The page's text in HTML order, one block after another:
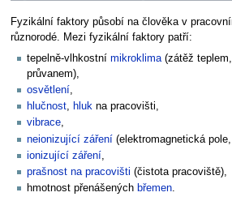
Skočit
na
navigaci
Skočit
na
vyhledávání
Fyzikální faktory působí na člověka v
různorodé. Mezi fyzikální faktory patří:
tepelně-vlhkostní mikroklima (zátěž
průvanem),
osvětlení
hlučnost, hluk na pracovišti,
vibrace,
neionizující záření (elektromagnetická pole,
ionizující záření,
prašnost na pracovišti (čistota pracoviště),
hmotnost přenášených břemen.